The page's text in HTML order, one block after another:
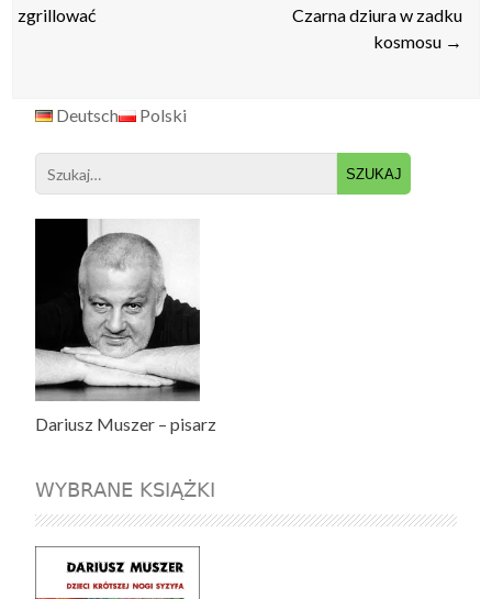
navigation
zgrillować
Czarna dziura w zadku
kosmosu →
Deutsch Polski
Search
for:
Dariusz Muszer – pisarz
WYBRANE KSIĄŻKI